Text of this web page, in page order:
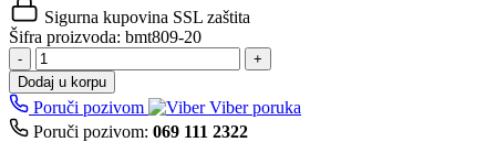
Sigurna kupovina SSL zaštita
Šifra proizvoda: bmt809-20
-
+
Dodaj u korpu
Poruči pozivom
Viber poruka
Poruči pozivom: 069 111 2322